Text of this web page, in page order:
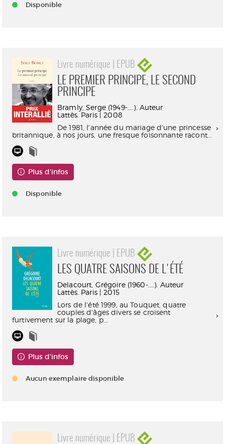
Disponible
Livre numérique | EPUB
LE PREMIER PRINCIPE, LE SECOND
PRINCIPE
Bramly, Serge (1949-....). Auteur
Lattès. Paris | 2008
De 1981, l'année du mariage d'une princesse
britannique, à nos jours, une fresque foisonnante racont...
Plus d'infos
Disponible
Livre numérique | EPUB
LES QUATRE SAISONS DE L'ÉTÉ
Delacourt, Grégoire (1960-....). Auteur
Lattès. Paris | 2015
Lors de l'été 1999, au Touquet, quatre
couples d'âges divers se croisent
furtivement sur la plage, p...
Plus d'infos
Aucun exemplaire disponible
Livre numérique | EPUB